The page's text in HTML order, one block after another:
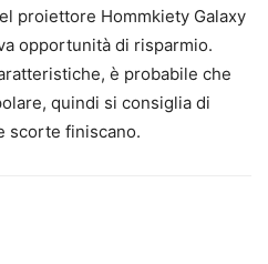
proiettore Hommkiety Galaxy
opportunità di risparmio.
è probabile che
quindi si consiglia di
scorte finiscano.